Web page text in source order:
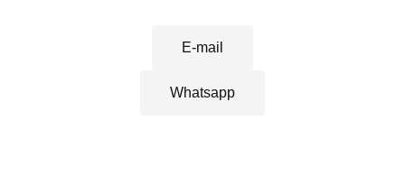
E-mail
Whatsapp